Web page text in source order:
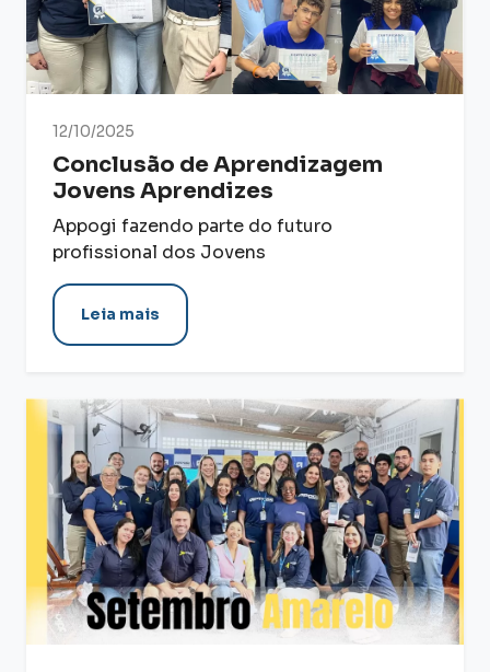
12/10/2025
Conclusão de Aprendizagem
Jovens Aprendizes
Appogi fazendo parte do futuro
profissional dos Jovens
Leia mais